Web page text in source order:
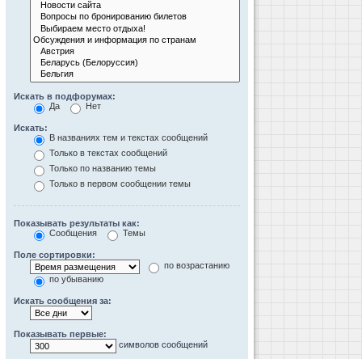
Искать в подфорумах:
Да
Нет
Искать:
В названиях тем и текстах сообщений
Только в текстах сообщений
Только по названию темы
Только в первом сообщении темы
Показывать результаты как:
Сообщения
Темы
Поле сортировки:
по возрастанию
по убыванию
Искать сообщения за:
Показывать первые:
символов сообщений